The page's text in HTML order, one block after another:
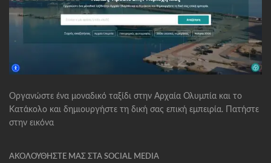
Οργανώστε ένα μοναδικό ταξίδι στην Αρχαία Ολυμπία και το
Κατάκολο και δημιουργήστε τη δική σας επική εμπειρία. Πατήστε
στην εικόνα
ΑΚΟΛΟΥΘΉΣΤΕ ΜΑΣ ΣΤΑ SOCIAL MEDIA